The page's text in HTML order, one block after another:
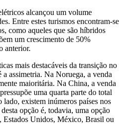
alcançou um volume
Entre estes turismos encontram-se
como aqueles que são híbridos
um crescimento de 50%
anterior.
mais destacáveis da transição no
assimetria. Na Noruega, a venda
maioritária. Na China, a venda
uma quarta parte do total
existem inúmeros países nos
opção é, todavia, uma opção
Unidos, México, Brasil ou